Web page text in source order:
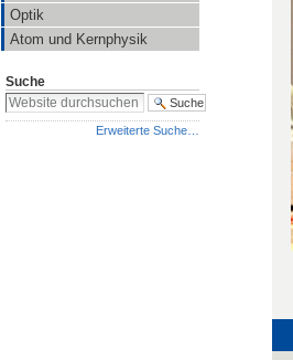
Optik
Atom und Kernphysik
Suche
Erweiterte Suche…